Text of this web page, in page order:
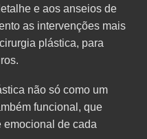
e aos anseios de
as intervenções mais
plástica, para
não só como um
funcional, que
emocional de cada